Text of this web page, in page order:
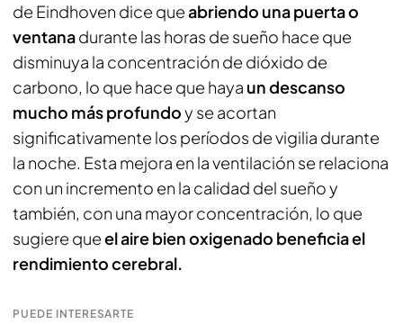
de Eindhoven dice queabriendo una puerta o
ventanadurante las horas de sueño hace que
disminuya la concentración de dióxido de
carbono, lo que hace que haya un descanso
mucho más profundoy se acortan
significativamente los períodos de vigilia durante
la noche. Esta mejora en la ventilación se relaciona
con un incremento en la calidad del sueño y
también, con una mayor concentración, lo que
sugiere queel aire bien oxigenado beneficia el
rendimiento cerebral.
PUEDE INTERESARTE